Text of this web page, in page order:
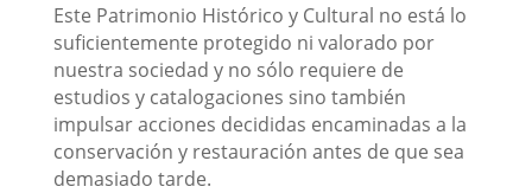
Este Patrimonio Histórico y Cultural no está lo
suficientemente protegido ni valorado por
nuestra sociedad y no sólo requiere de
estudios y catalogaciones sino también
impulsar acciones decididas encaminadas a la
conservación y restauración antes de que sea
demasiado tarde.